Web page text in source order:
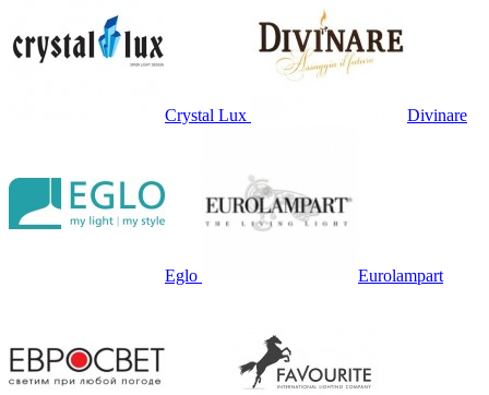
Crystal Lux Divinare
Eglo Eurolampart